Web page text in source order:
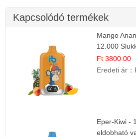
Kapcsolódó termékek
Mango
12.000
Cigaretta
Ft 3800.00
Eredeti ár：
Eper-Kiwi -
eldobható